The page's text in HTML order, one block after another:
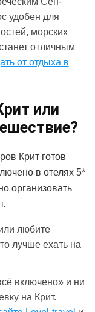
удобен для
морских
отличным
от отдыха в
или
Крит готов
в отелях 5*
организовать
любите
лучше ехать на
включено» и ни
на Крит.